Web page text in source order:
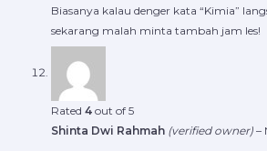
Biasanya kalau denger kata “Kimia”
sekarang malah minta tambah jam les!
Rated 4 out of 5
Shinta Dwi Rahmah (verified owner) –